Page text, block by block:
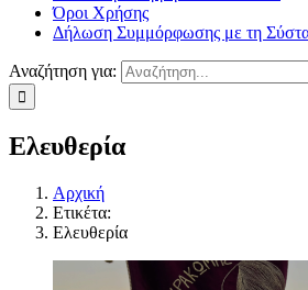
Όροι Χρήσης
Δήλωση Συμμόρφωσης με τη
Αναζήτηση για:
Ελευθερία
Αρχική
Ετικέτα:
Ελευθερία